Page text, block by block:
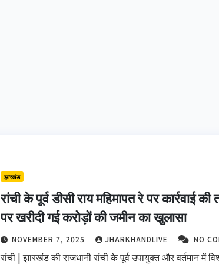
झारखंड
रांची के पूर्व डीसी राय महिमापत रे पर कार्रवाई
पर खरीदी गई करोड़ों की जमीन का खुलासा
NOVEMBER 7, 2025 JHARKHANDLIVE NO
रांची | झारखंड की राजधानी रांची के पूर्व उपायुक्त और वर्तमान में